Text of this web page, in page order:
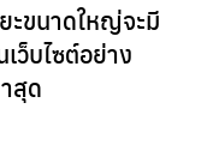
ะขนาดใหญ่จะมี
ว็บไซต์อย่าง
สุด